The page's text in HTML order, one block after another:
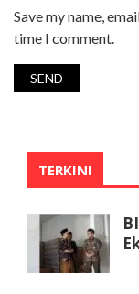
Save my name,
time I comment.
TERKINI